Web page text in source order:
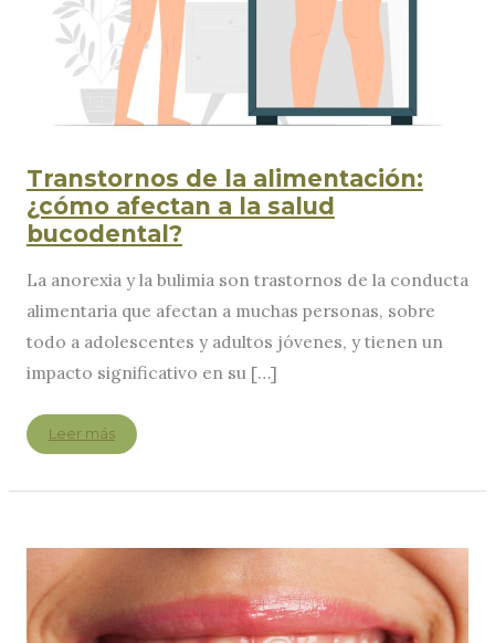
Transtornos de la alimentación:
¿cómo afectan a la salud
bucodental?
La anorexia y la bulimia son trastornos de la conducta
alimentaria que afectan a muchas personas, sobre
todo a adolescentes y adultos jóvenes, y tienen un
impacto significativo en su […]
Transtornos
de
la
bucodental?
Leer más